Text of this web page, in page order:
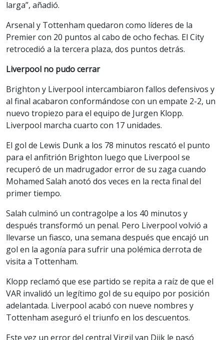
larga”, añadió.
Arsenal y Tottenham quedaron como líderes de la
Premier con 20 puntos al cabo de ocho fechas. El City
retrocedió a la tercera plaza, dos puntos detrás.
Liverpool no pudo cerrar
Brighton y Liverpool intercambiaron fallos defensivos y
al final acabaron conformándose con un empate 2-2, un
nuevo tropiezo para el equipo de Jurgen Klopp.
Liverpool marcha cuarto con 17 unidades.
El gol de Lewis Dunk a los 78 minutos rescató el punto
para el anfitrión Brighton luego que Liverpool se
recuperó de un madrugador error de su zaga cuando
Mohamed Salah anotó dos veces en la recta final del
primer tiempo.
Salah culminó un contragolpe a los 40 minutos y
después transformó un penal. Pero Liverpool volvió a
llevarse un fiasco, una semana después que encajó un
gol en la agonía para sufrir una polémica derrota de
visita a Tottenham.
Klopp reclamó que ese partido se repita a raíz de que el
VAR invalidó un legítimo gol de su equipo por posición
adelantada. Liverpool acabó con nueve nombres y
Tottenham aseguró el triunfo en los descuentos.
Este vez un error del central Virgil van Dijk le pasó